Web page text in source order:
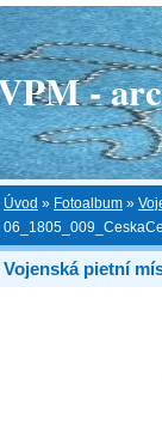
-
Úvod » Fotoalbum »
Vojenská pietní